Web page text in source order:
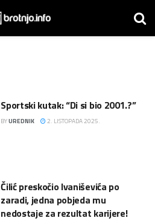
Sportski kutak: “Di si bio 2001.?”
BYUREDNIK 2. LISTOPADA 2025.
Čilić preskočio Ivaniševića po
zaradi, jedna pobjeda mu
nedostaje za rezultat karijere!